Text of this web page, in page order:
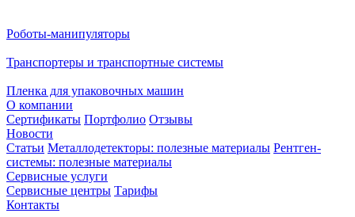
Роботы-манипуляторы
Транспортеры и транспортные системы
Пленка для упаковочных машин
О компании
Сертификаты Портфолио Отзывы
Новости
Статьи Металлодетекторы: полезные материалы Рентген-
системы: полезные материалы
Сервисные услуги
Сервисные центры Тарифы
Контакты